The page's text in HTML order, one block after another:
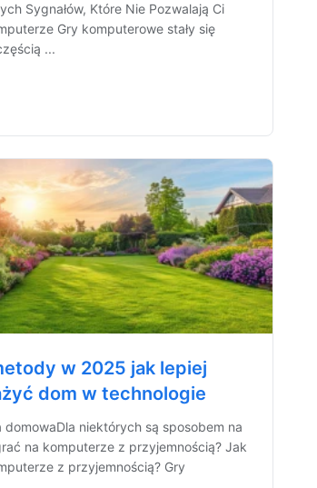
Sygnałów, Które Nie Pozwalają Ci
Gry komputerowe stały się
...
w 2025 jak lepiej
dom w technologie
domowaDla niektórych są sposobem na
na komputerze z przyjemnością? Jak
z przyjemnością? Gry